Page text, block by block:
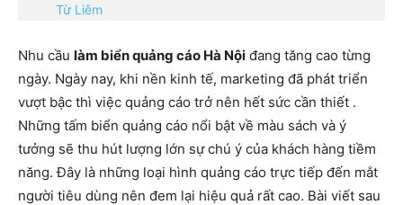
Từ Liêm
Nhu cầu làm biển quảng cáo Hà Nội đang tăng cao từng
ngày. Ngày nay, khi nền kinh tế, marketing đã phát triển
vượt bậc thì việc quảng cáo trở nên hết sức cần thiết .
Những tấm biển quảng cáo nổi bật về màu sách và ý
tưởng sẽ thu hút lượng lớn sự chú ý của khách hàng tiềm
năng. Đây là những loại hình quảng cáo trực tiếp đến mắt
người tiêu dùng nên đem lại hiệu quả rất cao. Bài viết sau